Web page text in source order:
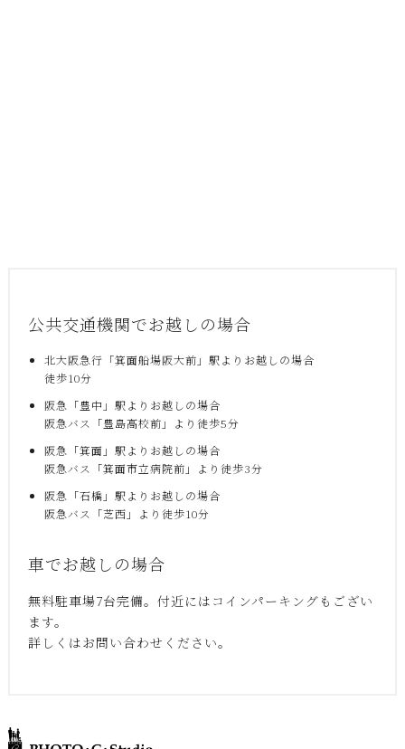
公共交通機関でお越しの場合
北大阪急行「箕面船場阪大前」駅よりお越しの場合
徒歩10分
阪急「豊中」駅よりお越しの場合
阪急バス「豊島高校前」より徒歩5分
阪急「箕面」駅よりお越しの場合
阪急バス「箕面市立病院前」より徒歩3分
阪急「石橋」駅よりお越しの場合
阪急バス「芝西」より徒歩10分
車でお越しの場合
無料駐車場7台完備。付近にはコインパーキングもござい
ます。
詳しくはお問い合わせください。